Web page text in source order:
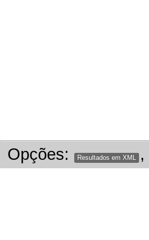
Opções: Resultados em XML ,